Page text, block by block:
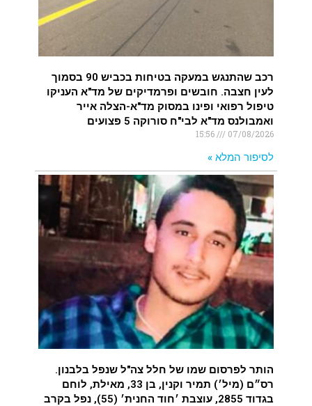
רכב שהתנגש במעקה בטיחות בכביש 90 בסמוך
לעין חצבה. חובשים ופרמדיקים של מד"א העניקו
טיפול רפואי ופינו במסוק מד"א-הצלה אייר
ואמבולנס מד"א לבי"ח סורוקה 5 פצועים
07/08/2026
לסיפור המלא »
הותר לפרסום שמו של חלל צה"ל שנפל בלבנון.
רס״ם (מיל׳) תמיר וקנין, בן 33, מאילת, לוחם
בגדוד 2855, עוצבת ׳חוד החנית׳ (55), נפל בקרב